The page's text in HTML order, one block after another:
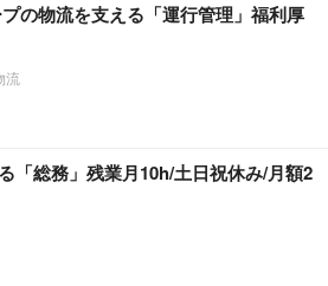
の物流を支える「運行管理」福利厚
流
「総務」残業月10h/土日祝休み/月額2